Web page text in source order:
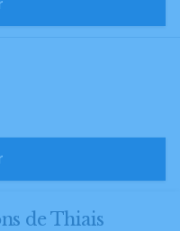
de Thiais